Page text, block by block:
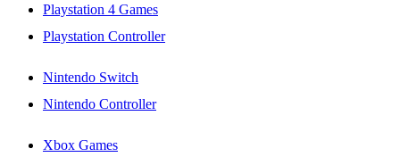
Playstation 4 Games
Playstation Controller
Nintendo Switch
Nintendo Controller
Xbox Games